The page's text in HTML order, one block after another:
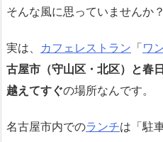
そんな風に思っていませんか？
実は、 カフェレストラン 「ワ
古屋市（守山区・北区）と春
越えてすぐの場所なんです。
名古屋市内でのランチは「駐